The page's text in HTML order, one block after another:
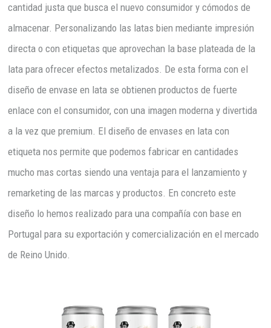
cantidad justa que busca el nuevo consumidor y cómodos de
almacenar. Personalizando las latas bien mediante impresión
directa o con etiquetas que aprovechan la base plateada de la
lata para ofrecer efectos metalizados. De esta forma con el
diseño de envase en lata se obtienen productos de fuerte
enlace con el consumidor, con una imagen moderna y divertida
a la vez que premium. El diseño de envases en lata con
etiqueta nos permite que podemos fabricar en cantidades
mucho mas cortas siendo una ventaja para el lanzamiento y
remarketing de las marcas y productos. En concreto este
diseño lo hemos realizado para una compañía con base en
Portugal para su exportación y comercialización en el mercado
de Reino Unido.